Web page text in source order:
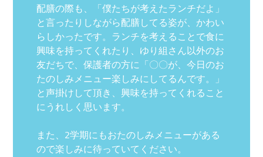
配膳の際も、「僕たちが考えたランチだよ」
と言ったりしながら配膳してる姿が、かわい
らしかったです。ランチを考えることで食に
興味を持ってくれたり、ゆり組さん以外のお
友だちで、保護者の方に「〇〇が、今日のお
たのしみメニュー楽しみにしてるんです。」
と声掛けして頂き、興味を持ってくれること
にうれしく思います。
また、2学期にもおたのしみメニューがある
ので楽しみに待っていてください。